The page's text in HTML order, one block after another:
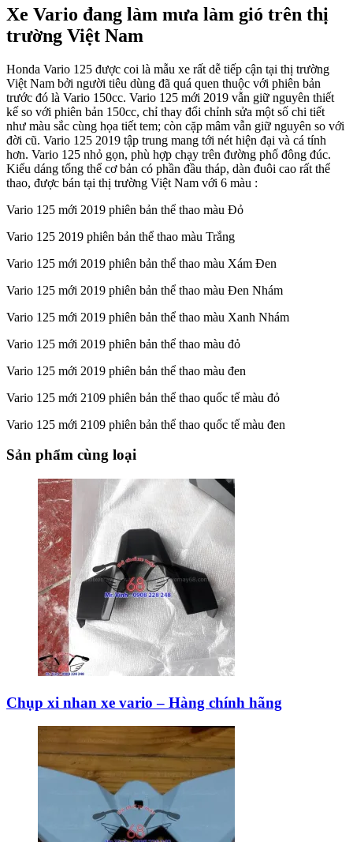
Xe Vario đang làm mưa làm gió trên thị
trường Việt Nam
Honda Vario 125 được coi là mẫu xe rất dễ tiếp cận tại thị trường
Việt Nam bởi người tiêu dùng đã quá quen thuộc với phiên bản
trước đó là Vario 150cc. Vario 125 mới 2019 vẫn giữ nguyên thiết
kế so với phiên bản 150cc, chỉ thay đổi chỉnh sửa một số chi tiết
như màu sắc cùng họa tiết tem; còn cặp mâm vẫn giữ nguyên so với
đời cũ. Vario 125 2019 tập trung mang tới nét hiện đại và cá tính
hơn. Vario 125 nhỏ gọn, phù hợp chạy trên đường phố đông đúc.
Kiểu dáng tổng thể cơ bản có phần đầu tháp, dàn đuôi cao rất thể
thao, được bán tại thị trường Việt Nam với 6 màu :
Vario 125 mới 2019 phiên bản thể thao màu Đỏ
Vario 125 2019 phiên bản thể thao màu Trắng
Vario 125 mới 2019 phiên bản thể thao màu Xám Đen
Vario 125 mới 2019 phiên bản thể thao màu Đen Nhám
Vario 125 mới 2019 phiên bản thể thao màu Xanh Nhám
Vario 125 mới 2019 phiên bản thể thao màu đỏ
Vario 125 mới 2019 phiên bản thể thao màu đen
Vario 125 mới 2109 phiên bản thể thao quốc tế màu đỏ
Vario 125 mới 2109 phiên bản thể thao quốc tế màu đen
Sản phẩm cùng loại
Chụp xi nhan xe vario – Hàng chính hãng